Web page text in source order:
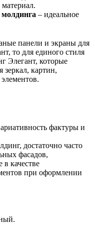
– идеальное
панели и экраны для
то для единого стиля
Элегант, которые
зеркал, картин,
фактуры и
достаточно часто
фасадов,
в качестве
при оформлении